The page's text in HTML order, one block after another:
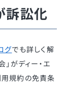
訴訟化
グでも詳しく解
がディー・エ
用規約の免責条